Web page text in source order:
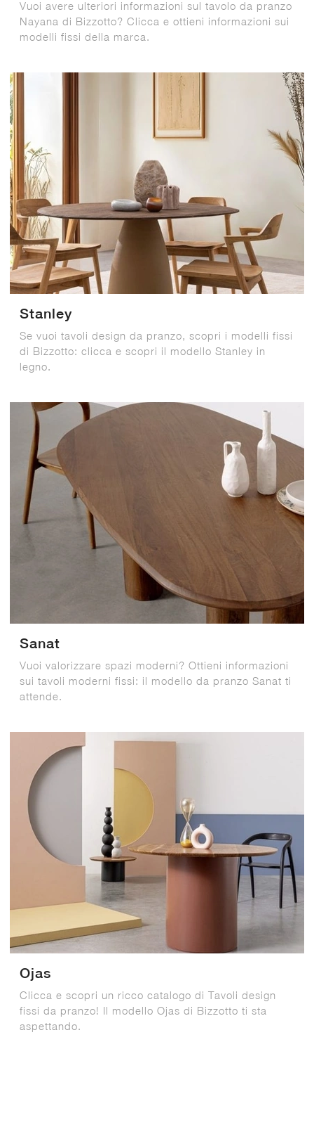
Vuoi avere ulteriori informazioni sul tavolo da pranzo
Nayana di Bizzotto? Clicca e ottieni informazioni sui
modelli fissi della marca.
Stanley
Se vuoi tavoli design da pranzo, scopri i modelli fissi
di Bizzotto: clicca e scopri il modello Stanley in
legno.
Sanat
Vuoi valorizzare spazi moderni? Ottieni informazioni
sui tavoli moderni fissi: il modello da pranzo Sanat ti
attende.
Ojas
Clicca e scopri un ricco catalogo di Tavoli design
fissi da pranzo! Il modello Ojas di Bizzotto ti sta
aspettando.